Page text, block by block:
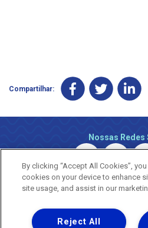
Compartilhar:
Nossas Redes
Uma empresa
By clicking “Accept All Cookies”,
cookies on your device to enhance
site usage, and assist in our
Reject All